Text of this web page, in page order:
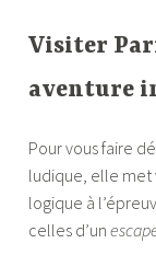
Visiter
aventure
Pour vous faire
ludique, elle met
logique à
celles d’un